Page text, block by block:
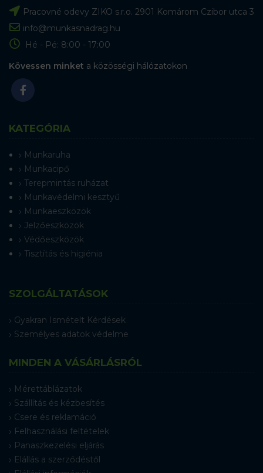
Pracovné odevy ZIKO s.r.o. 2901 Komárom Czibor utca 3
info@munkasnadrag.hu
Hé - Pé: 8:00 - 17:00
Kövessen minket a közösségi hálózatokon
KATEGÓRIA
Munkaruha
Munkacipő
Terepmintás ruházat
Munkavédelmi kesztyű
Munkaeszközök
Jelzőeszközök
Védőeszközök
Tisztítás és higiénia
SZOLGÁLTATÁSOK
Gyakran Ismételt Kérdések
Személyes adatok védelme
MINDEN A VÁSÁRLÁSRÓL
Mérettáblázatok
Szállítás és kézbesítés
Csere és reklamáció
Felhasználási feltételek
Panaszkezelési eljárás
Elállás a szerződéstől